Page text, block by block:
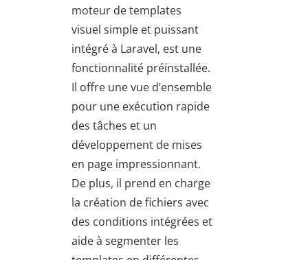
moteur de templates
visuel simple et puissant
intégré à Laravel, est une
fonctionnalité préinstallée.
Il offre une vue d’ensemble
pour une exécution rapide
des tâches et un
développement de mises
en page impressionnant.
De plus, il prend en charge
la création de fichiers avec
des conditions intégrées et
aide à segmenter les